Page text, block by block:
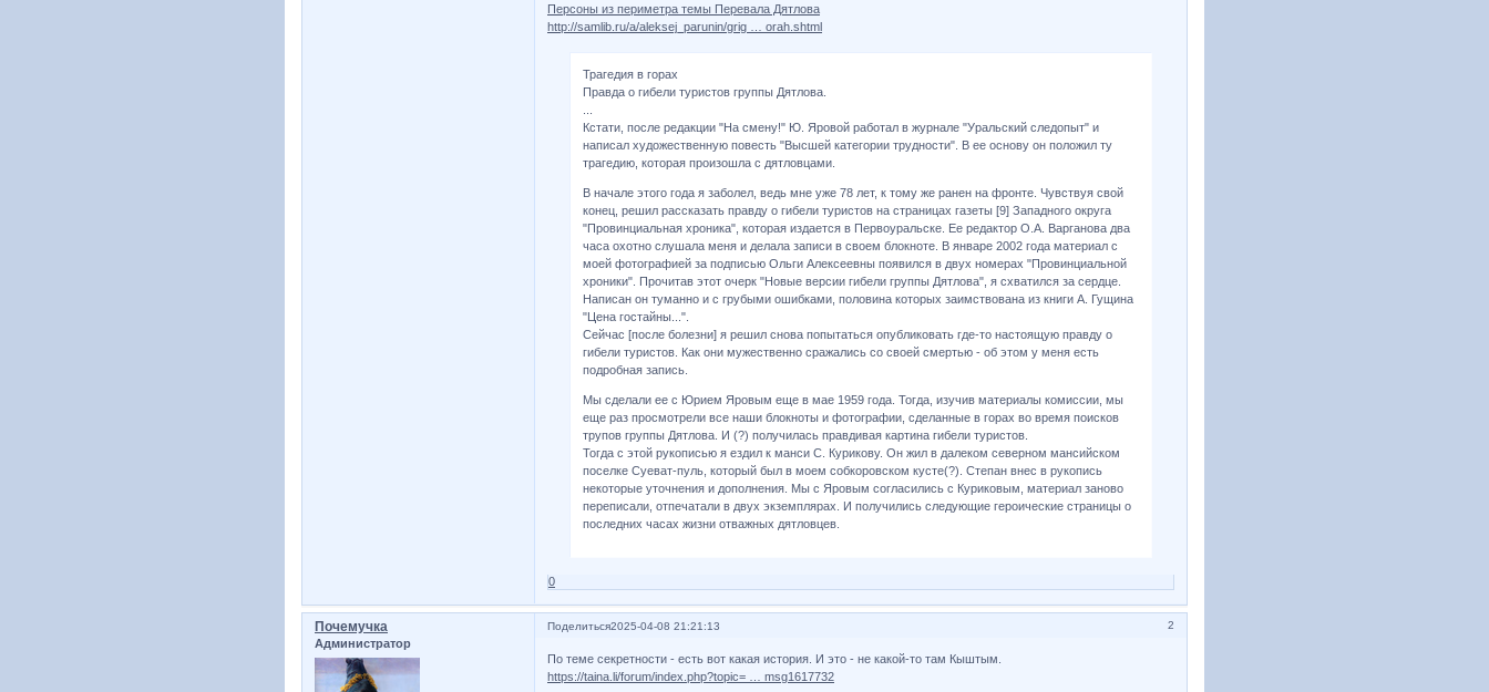
Персоны из периметра темы Перевала Дятлова
http://samlib.ru/a/aleksej_parunin/grig … orah.shtml
Трагедия в горах
Правда о гибели туристов группы Дятлова.
Кстати, после редакции "На смену!" Ю. Яровой работал в журнале "Уральский следопыт" и
написал художественную повесть "Высшей категории трудности". В ее основу он положил ту
трагедию, которая произошла с дятловцами.
В начале этого года я заболел, ведь мне уже 78 лет, к тому же ранен на фронте. Чувствуя свой
конец, решил рассказать правду о гибели туристов на страницах газеты [9] Западного округа
"Провинциальная хроника", которая издается в Первоуральске. Ее редактор О.А. Варганова два
часа охотно слушала меня и делала записи в своем блокноте. В январе 2002 года материал с
моей фотографией за подписью Ольги Алексеевны появился в двух номерах "Провинциальной
хроники". Прочитав этот очерк "Новые версии гибели группы Дятлова", я схватился за сердце.
Написан он туманно и с грубыми ошибками, половина которых заимствована из книги А. Гущина
"Цена гостайны...".
Сейчас [после болезни] я решил снова попытаться опубликовать где-то настоящую правду о
гибели туристов. Как они мужественно сражались со своей смертью - об этом у меня есть
подробная запись.
Мы сделали ее с Юрием Яровым еще в мае 1959 года. Тогда, изучив материалы комиссии, мы
еще раз просмотрели все наши блокноты и фотографии, сделанные в горах во время поисков
трупов группы Дятлова. И (?) получилась правдивая картина гибели туристов.
Тогда с этой рукописью я ездил к манси С. Курикову. Он жил в далеком северном мансийском
поселке Суеват-пуль, который был в моем собкоровском кусте(?). Степан внес в рукопись
некоторые уточнения и дополнения. Мы с Яровым согласились с Куриковым, материал заново
переписали, отпечатали в двух экземплярах. И получились следующие героические страницы о
последних часах жизни отважных дятловцев.
0
Поделиться 2
2025-04-08 21:21:13
Почемучка
Администратор
По теме секретности - есть вот какая история. И это - не какой-то там Кыштым.
https://taina.li/forum/index.php?topic= … msg1617732